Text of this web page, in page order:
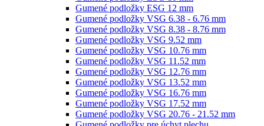
Gumené podložky ESG 12 mm
Gumené podložky VSG 6.38 - 6.76 mm
Gumené podložky VSG 8.38 - 8.76 mm
Gumené podložky VSG 9.52 mm
Gumené podložky VSG 10.76 mm
Gumené podložky VSG 11.52 mm
Gumené podložky VSG 12.76 mm
Gumené podložky VSG 13.52 mm
Gumené podložky VSG 16.76 mm
Gumené podložky VSG 17.52 mm
Gumené podložky VSG 20.76 - 21.52 mm